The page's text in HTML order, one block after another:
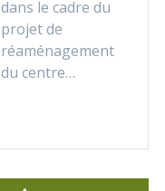
dans le cadre du
projet de
réaménagement
du centre…